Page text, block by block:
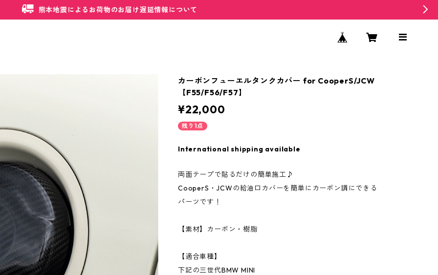
熊本地震によるお荷物のお届け遅延情報について
カーボンフューエルタンクカバー for CooperS/JCW
【F55/F56/F57】
¥22,000
残り1点
International shipping available
両面テープで貼るだけの簡単施工♪
CooperS・JCWの給油口カバーを簡単にカーボン調にできる
パーツです！
【素材】カーボン・樹脂
【適合車種】
下記の三世代BMW MINI